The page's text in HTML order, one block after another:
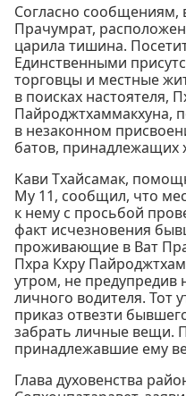
Согласно сообщениям,
Прачумрат,
царила тишина.
Единственными
торговцы и местные
в поисках настоятеля,
Пайроджтхаммакхуна,
в незаконном
батов, принадлежащих
Кави Тхайсамак,
Му 11, сообщил, что
к нему с просьбой
факт исчезновения
проживающие в Ват
Пхра Кхру
утром, не предупредив
личного водителя. Тот
приказ отвезти
забрать личные вещи.
принадлежавшие ему
Глава духовенства